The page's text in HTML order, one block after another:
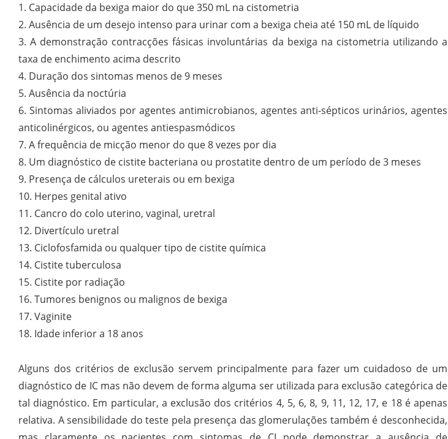
1. Capacidade da bexiga maior do que 350 mL na cistometria
2. Ausência de um desejo intenso para urinar com a bexiga cheia até 150 mL de líquido
3. A demonstração contracções fásicas involuntárias da bexiga na cistometria utilizando a
taxa de enchimento acima descrito
4. Duração dos sintomas menos de 9 meses
5. Ausência da noctúria
6. Sintomas aliviados por agentes antimicrobianos, agentes anti-sépticos urinários, agentes
anticolinérgicos, ou agentes antiespasmódicos
7. A frequência de micção menor do que 8 vezes por dia
8. Um diagnóstico de cistite bacteriana ou prostatite dentro de um período de 3 meses
9. Presença de cálculos ureterais ou em bexiga
10. Herpes genital ativo
11. Cancro do colo uterino, vaginal, uretral
12. Divertículo uretral
13. Ciclofosfamida ou qualquer tipo de cistite química
14. Cistite tuberculosa
15. Cistite por radiação
16. Tumores benignos ou malignos de bexiga
17. Vaginite
18. Idade inferior a 18 anos
Alguns dos critérios de exclusão servem principalmente para fazer um cuidadoso de um
diagnóstico de IC mas não devem de forma alguma ser utilizada para exclusão categórica de
tal diagnóstico. Em particular, a exclusão dos critérios 4, 5, 6, 8, 9, 11, 12, 17, e 18 é apenas
relativa. A sensibilidade do teste pela presença das glomerulações também é desconhecida,